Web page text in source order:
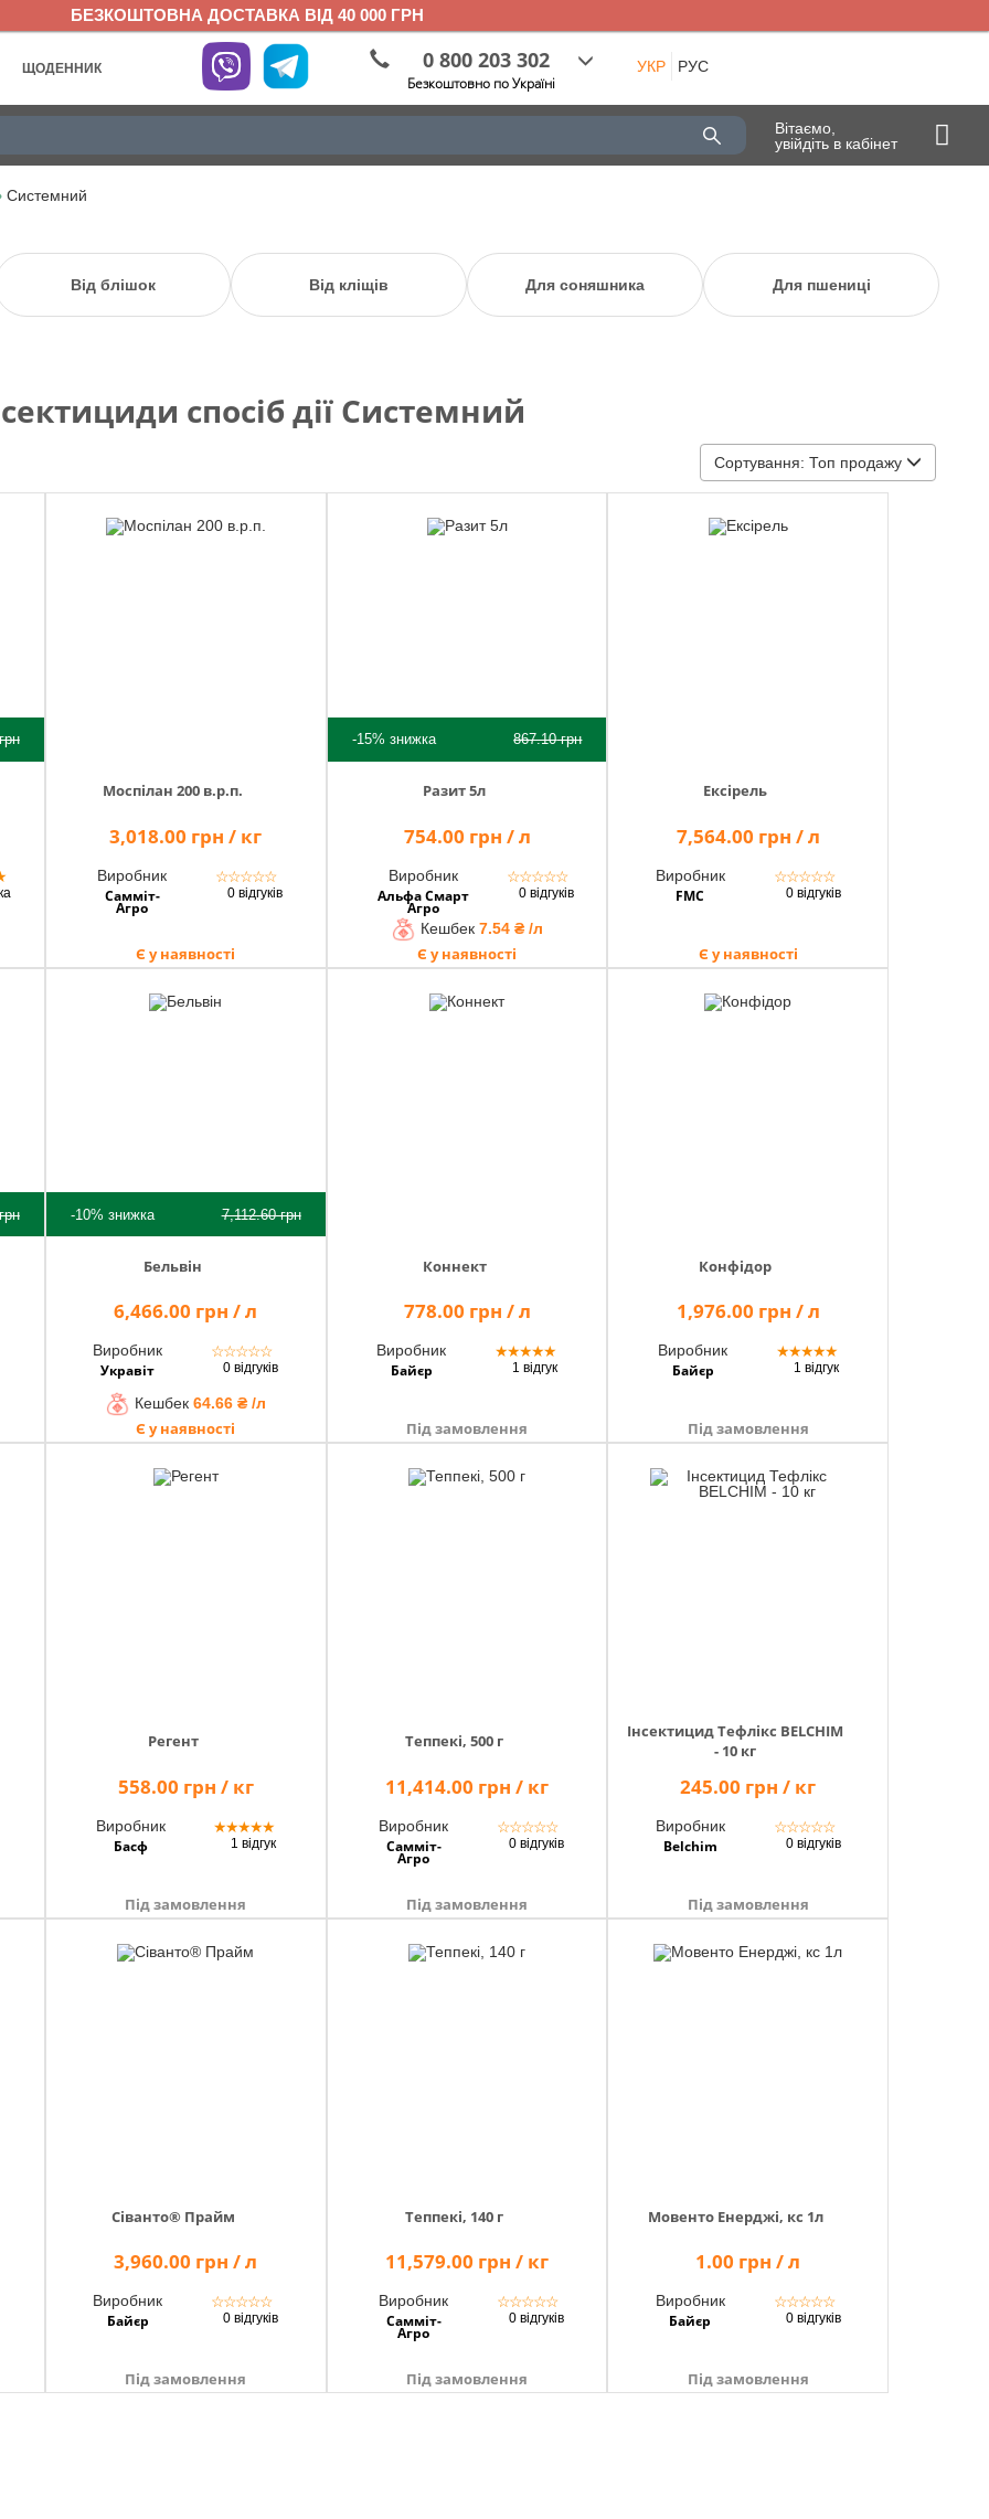
БЕЗКОШТОВНА ДОСТАВКА ВІД 40 000 ГРН
ЩОДЕННИК 0 800 203 302
Безкоштовно по Україні
УКР РУС
Вітаємо,
увійдіть в кабінет
Системний
Від блішок Від кліщів Для соняшника Для пшениці
спосіб дії Системний
Сортування: Топ продажу
Моспілан 200 в.р.п.
3,018.00 грн / кг
Виробник
Самміт-
Агро
☆☆☆☆☆
0 відгуків
Є у наявності
-15% знижка 867.10грн
Разит 5л
754.00 грн / л
Виробник
Альфа Смарт
Агро
☆☆☆☆☆
0 відгуків
Кешбек 7.54 ₴ /л
Є у наявності
Ексірель
7,564.00 грн / л
Виробник
FMC
☆☆☆☆☆
0 відгуків
Є у наявності
-10% знижка 7,112.60грн
Бельвін
6,466.00 грн / л
Виробник
Укравіт
☆☆☆☆☆
0 відгуків
Кешбек 64.66 ₴ /л
Є у наявності
Коннект
778.00 грн / л
Виробник
Байєр
★★★★★
1 відгук
Під замовлення
Конфідор
1,976.00 грн / л
Виробник
Байєр
★★★★★
1 відгук
Під замовлення
Регент
558.00 грн / кг
Виробник
Басф
★★★★★
1 відгук
Під замовлення
Теппекі, 500 г
11,414.00 грн / кг
Виробник
Самміт-
Агро
☆☆☆☆☆
0 відгуків
Під замовлення
Інсектицид Тефлікс BELCHIM
- 10 кг
245.00 грн / кг
Виробник
Belchim
☆☆☆☆☆
0 відгуків
Під замовлення
Сіванто® Прайм
3,960.00 грн / л
Виробник
Байєр
☆☆☆☆☆
0 відгуків
Під замовлення
Теппекі, 140 г
11,579.00 грн / кг
Виробник
Самміт-
Агро
☆☆☆☆☆
0 відгуків
Під замовлення
Мовенто Енерджі, кс 1л
1.00 грн / л
Виробник
Байєр
☆☆☆☆☆
0 відгуків
Під замовлення